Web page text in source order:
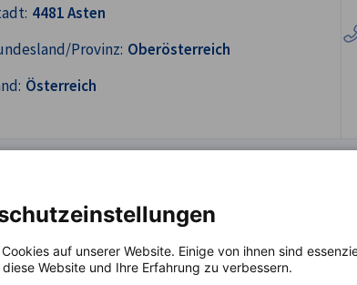
4481 Asten
Provinz: Oberösterreich
Österreich
auf unserer Website. Einige von ihnen sind
Website und Ihre Erfahrung zu verbessern.